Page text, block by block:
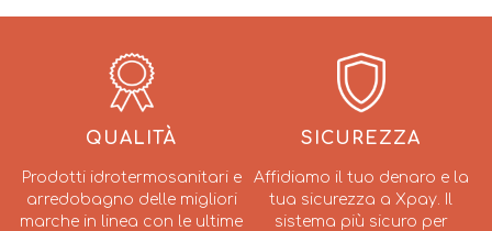
QUALITÀ
Prodotti idrotermosanitari e
arredobagno delle migliori
marche in linea con le ultime
SICUREZZA
Affidiamo il tuo denaro e la
tua sicurezza a Xpay. Il
sistema più sicuro per